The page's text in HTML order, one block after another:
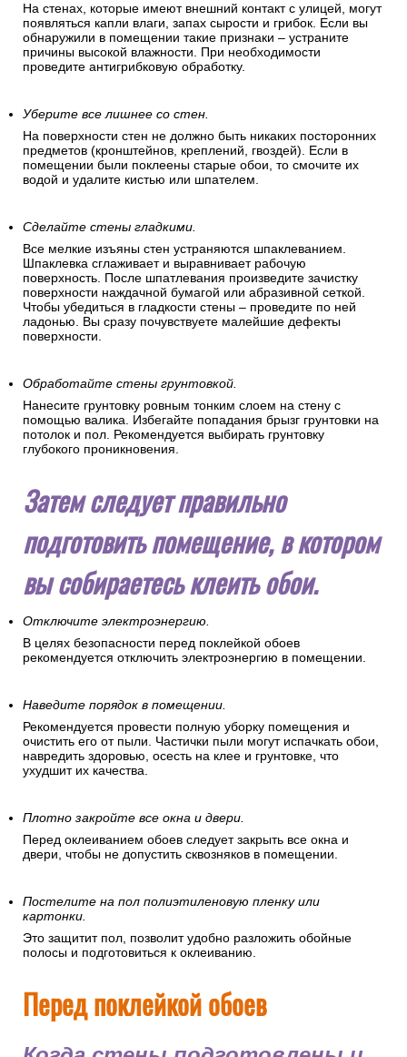
На стенах, которые имеют внешний контакт с улицей, могут
появляться капли влаги, запах сырости и грибок. Если вы
обнаружили в помещении такие признаки – устраните
причины высокой влажности. При необходимости
проведите антигрибковую обработку.
Уберите все лишнее со стен.
На поверхности стен не должно быть никаких посторонних
предметов (кронштейнов, креплений, гвоздей). Если в
помещении были поклеены старые обои, то смочите их
водой и удалите кистью или шпателем.
Сделайте стены гладкими.
Все мелкие изъяны стен устраняются шпаклеванием.
Шпаклевка сглаживает и выравнивает рабочую
поверхность. После шпатлевания произведите зачистку
поверхности наждачной бумагой или абразивной сеткой.
Чтобы убедиться в гладкости стены – проведите по ней
ладонью. Вы сразу почувствуете малейшие дефекты
поверхности.
Обработайте стены грунтовкой.
Нанесите грунтовку ровным тонким слоем на стену с
помощью валика. Избегайте попадания брызг грунтовки на
потолок и пол. Рекомендуется выбирать грунтовку
глубокого проникновения.
Затем следует правильно
подготовить помещение, в котором
вы собираетесь клеить обои.
Отключите электроэнергию.
В целях безопасности перед поклейкой обоев
рекомендуется отключить электроэнергию в помещении.
Наведите порядок в помещении.
Рекомендуется провести полную уборку помещения и
очистить его от пыли. Частички пыли могут испачкать обои,
навредить здоровью, осесть на клее и грунтовке, что
ухудшит их качества.
Плотно закройте все окна и двери.
Перед оклеиванием обоев следует закрыть все окна и
двери, чтобы не допустить сквозняков в помещении.
Постелите на пол полиэтиленовую пленку или
картонки.
Это защитит пол, позволит удобно разложить обойные
полосы и подготовиться к оклеиванию.
Перед поклейкой обоев